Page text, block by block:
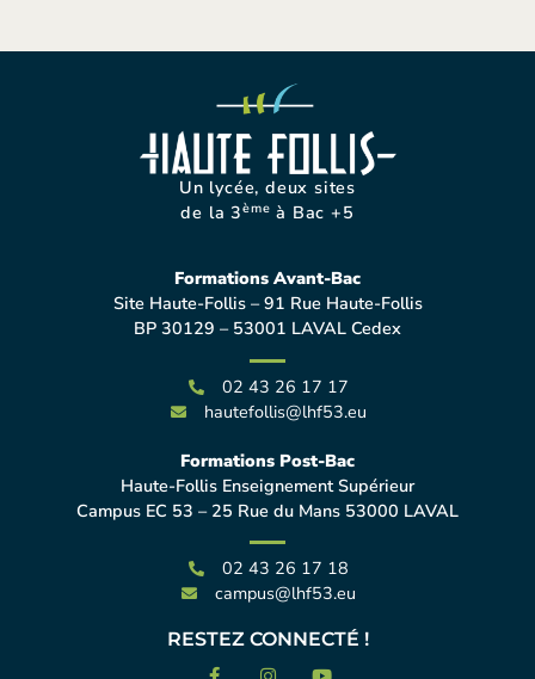
Un lycée, deux sites
de la 3ème à Bac +5
Formations Avant-Bac
Site Haute-Follis – 91 Rue Haute-Follis
BP 30129 – 53001 LAVAL Cedex
02 43 26 17 17
hautefollis@lhf53.eu
Formations Post-Bac
Haute-Follis Enseignement Supérieur
Campus EC 53 – 25 Rue du Mans 53000 LAVAL
02 43 26 17 18
campus@lhf53.eu
RESTEZ CONNECTÉ !